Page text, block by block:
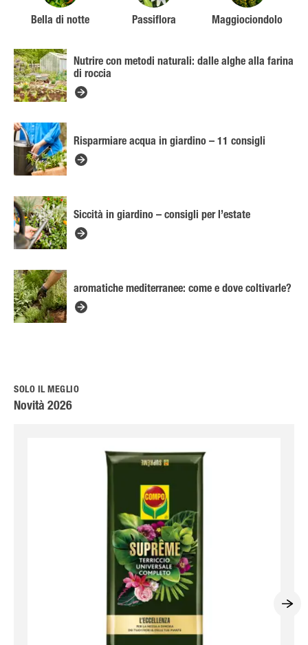
Bella di notte Passiflora Maggiociondolo
Nutrire con metodi naturali: dalle alghe alla farina
di roccia
Risparmiare acqua in giardino – 11 consigli
Siccità in giardino – consigli per l’estate
aromatiche mediterranee: come e dove coltivarle?
SOLO IL MEGLIO
Novità 2026